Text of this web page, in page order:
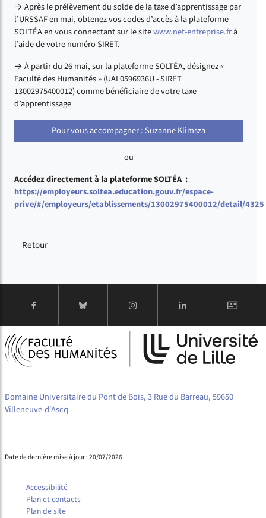
→ Après le prélèvement du solde de la taxe d’apprentissage par
l’URSSAF en mai, obtenez vos codes d’accès à la plateforme
SOLTÉA en vous connectant sur le sitewww.net-entreprise.frà
l’aide de votre numéro SIRET.
→ À partir du 26 mai, sur la plateforme SOLTÉA, désignez «
Faculté des Humanités » (UAI 0596936U - SIRET
13002975400012) comme bénéficiaire de votre taxe
d’apprentissage
Pour vous accompagner : Suzanne Klimsza
ou
Accédez directement à la plateforme SOLTÉA :
https://employeurs.soltea.education.gouv.fr/espace-
prive/#/employeurs/etablissements/13002975400012/detail/4325
Retour
Domaine Universitaire du Pont de Bois, 3 Rue du Barreau, 59650
Villeneuve-d'Ascq
Date de dernière mise à jour : 20/07/2026
Accessibilité
Plan et contacts
Plan de site